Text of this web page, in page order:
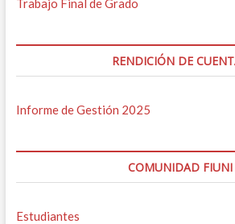
RENDICIÓN DE
Informe de Gestión 2025
COMUNIDAD FIUNI
Estudiantes